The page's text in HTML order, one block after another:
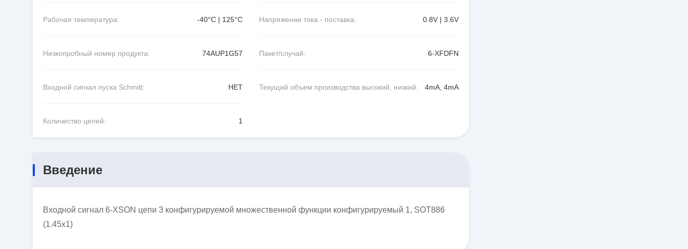
Рабочая температура: -40°C | 125°C Напряжение тока - поставка: 0.8V | 3.6V
Низкопробный номер продукта: 74AUP1G57 Пакет/случай: 6-XFDFN
Входной сигнал пуска Schmitt: НЕТ Текущий объем производства высокий, низкий: 4mA, 4mA
Количество цепей: 1
Введение
Входной сигнал 6-XSON цепи 3 конфигурируемой множественной функции конфигурируемый 1, SOT886
(1.45x1)